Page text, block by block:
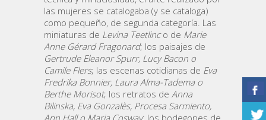
las mujeres se catalogaba (y se cataloga)
como pequeño, de segunda categoría. Las
miniaturas de Levina Teetlinco de Marie
Anne Gérard Fragonard; los paisajes de
Gertrude Eleanor Spurr, Lucy Bacon o
Camile Flers; las escenas cotidianas de Eva
Fredrika Bonnier, Laura Alma-Tadema o
Berthe Morisot; los retratos de Anna
Bilinska, Eva Gonzalès, Procesa Sarmiento,
Ann Hall o Maria Cosway; los bodegones de